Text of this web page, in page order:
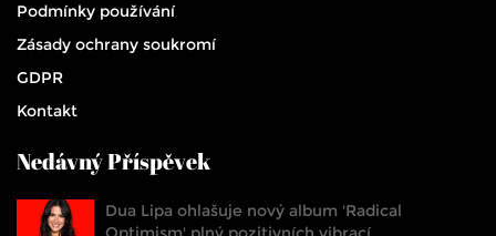
Podmínky používání
Zásady ochrany soukromí
GDPR
Kontakt
Nedávný Příspěvek
Dua Lipa ohlašuje nový album 'Radical